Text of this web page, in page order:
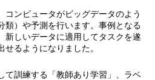
コンピュータがビッグデータのよう
類）や予測を行います。事例となる
新しいデータに適用してタスクを遂
るようになりました。
て訓練する「教師あり学習」、ラベ